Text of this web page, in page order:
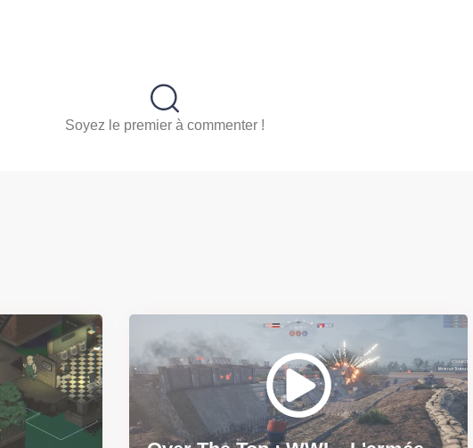
Soyez le premier à commenter !